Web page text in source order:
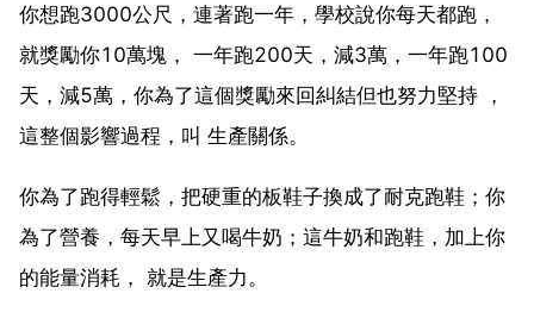
你想跑3000公尺，連著跑一年，學校說你每天都跑，
就獎勵你10萬塊， 一年跑200天，減3萬，一年跑100
天，減5萬，你為了這個獎勵來回糾結但也努力堅持 ，
這整個影響過程，叫 生產關係。
你為了跑得輕鬆，把硬重的板鞋子換成了耐克跑鞋；你
為了營養，每天早上又喝牛奶；這牛奶和跑鞋，加上你
的能量消耗， 就是生產力。